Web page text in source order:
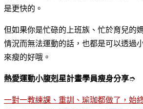
是更快的。
但如果你是忙碌的上班族、忙於育兒的
情況而無法運動的話，也都是可以透過
來瘦的好哦。
熱愛運動小腹剋星計畫學員瘦身分享➮
一對一教練課、重訓、瑜珈都做了，始